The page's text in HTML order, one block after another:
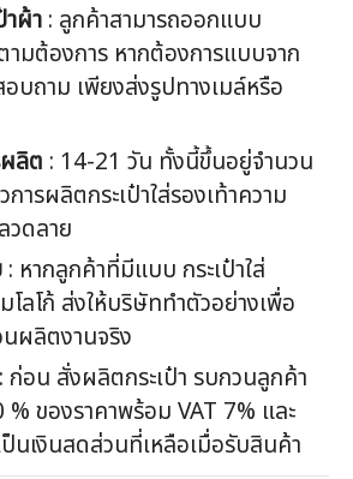
ผ้า : ลูกค้าสามารถออกแบบ
ามต้องการ หากต้องการแบบจาก
อบถาม เพียงส่งรูปทางเมล์หรือ
ผลิต : 14-21 วัน ทั้งนี้ขึ้นอยู่จำนวน
ารผลิตกระเป๋าใส่รองเท้าความ
วดลาย
: หากลูกค้าที่มีแบบ กระเป๋าใส่
โลโก้ ส่งให้บริษัททำตัวอย่างเพื่อ
ผลิตงานจริง
: ก่อน สั่งผลิตกระเป๋า รบกวนลูกค้า
% ของราคาพร้อม VAT 7% และ
ป็นเงินสดส่วนที่เหลือเมื่อรับสินค้า